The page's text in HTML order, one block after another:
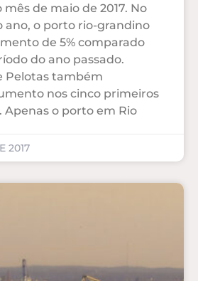
de maio de 2017. No
ano, o porto rio-grandino
de 5% comparado
do ano passado.
Pelotas também
nos cinco primeiros
Apenas o porto em Rio
2017